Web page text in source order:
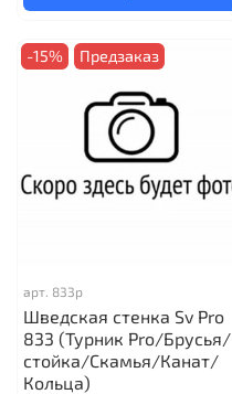
-15% Предзаказ
арт. 833р
Шведская стенка Sv Pro
833 (Турник Pro/Брусья/
стойка/Скамья/Канат/
Кольца)